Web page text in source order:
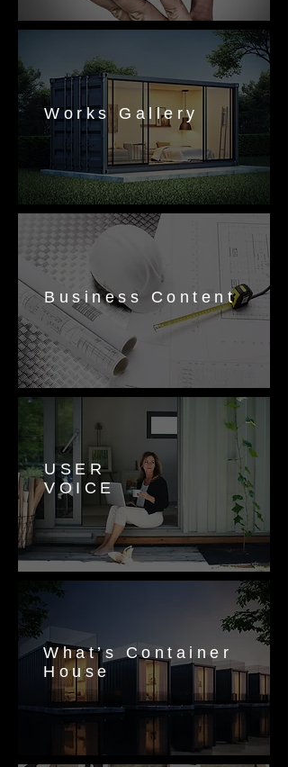
Works Gallery
Business Content
USER
VOICE
What’s Container
House